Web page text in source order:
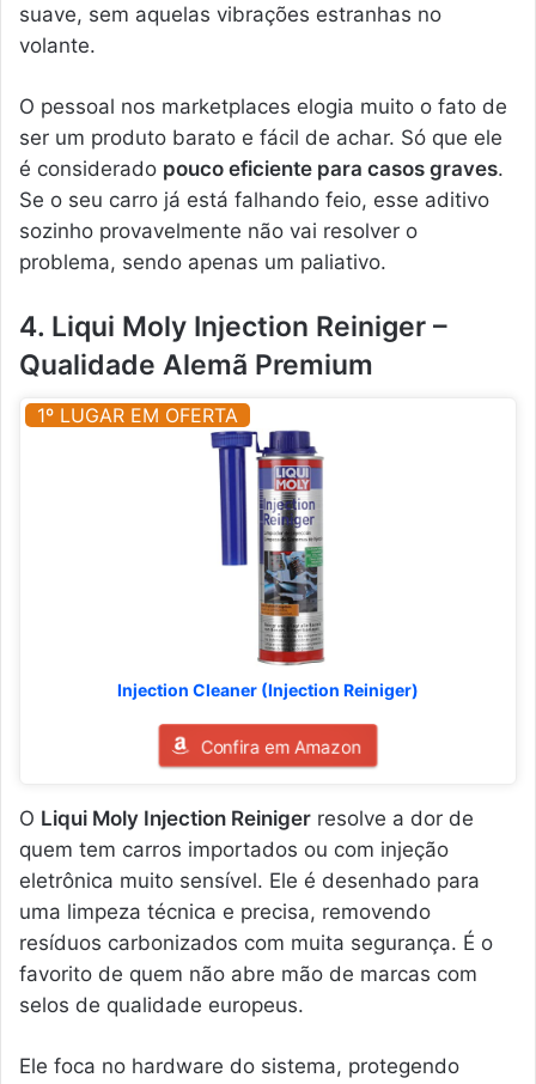
suave, sem aquelas vibrações estranhas no
volante.
O pessoal nos marketplaces elogia muito o fato de
ser um produto barato e fácil de achar. Só que ele
é considerado pouco eficiente para casos graves.
Se o seu carro já está falhando feio, esse aditivo
sozinho provavelmente não vai resolver o
problema, sendo apenas um paliativo.
4. Liqui Moly Injection Reiniger –
Qualidade Alemã Premium
1º LUGAR EM OFERTA
Injection Cleaner (Injection Reiniger)
Confira em Amazon
O Liqui Moly Injection Reiniger resolve a dor de
quem tem carros importados ou com injeção
eletrônica muito sensível. Ele é desenhado para
uma limpeza técnica e precisa, removendo
resíduos carbonizados com muita segurança. É o
favorito de quem não abre mão de marcas com
selos de qualidade europeus.
Ele foca no hardware do sistema, protegendo